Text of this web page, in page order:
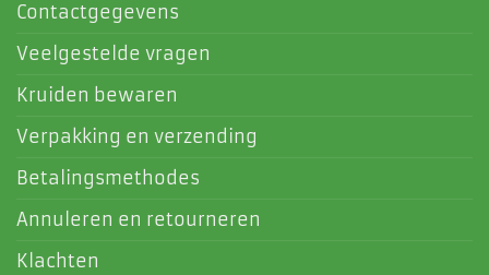
Contactgegevens
Veelgestelde vragen
Kruiden bewaren
Verpakking en verzending
Betalingsmethodes
Annuleren en retourneren
Klachten